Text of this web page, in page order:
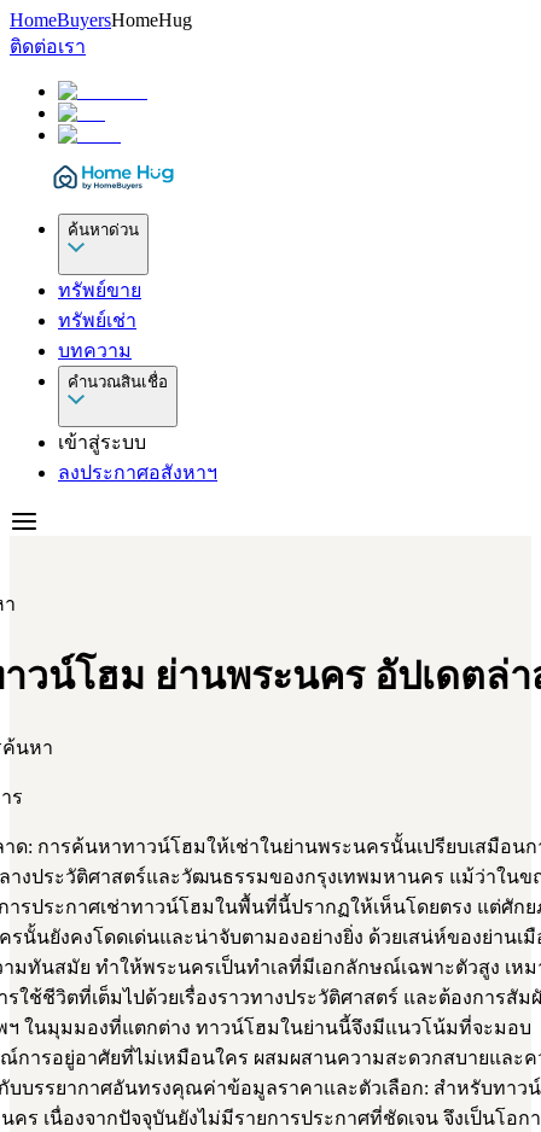
HomeBuyersHomeHug
ติดต่อเรา
ค้นหาด่วน
ทรัพย์ขาย
ทรัพย์เช่า
บทความ
คำนวณสินเชื่อ
เข้าสู่ระบบ
ลงประกาศอสังหาฯ
าวน์โฮม ย่านพระนคร อัปเดตล่
นหา
ร
ด: การค้นหาทาวน์โฮมให้เช่าในย่านพระนครนั้นเปรียบเสมือนก
างประวัติศาสตร์และวัฒนธรรมของกรุงเทพมหานคร แม้ว่าใน
ารประกาศเช่าทาวน์โฮมในพื้นที่นี้ปรากฏให้เห็นโดยตรง แต่ศัก
รนั้นยังคงโดดเด่นและน่าจับตามองอย่างยิ่ง ด้วยเสน่ห์ของย่านเมื
มทันสมัย ทำให้พระนครเป็นทำเลที่มีเอกลักษณ์เฉพาะตัวสูง เห
ใช้ชีวิตที่เต็มไปด้วยเรื่องราวทางประวัติศาสตร์ และต้องการสัม
ฯ ในมุมมองที่แตกต่าง ทาวน์โฮมในย่านนี้จึงมีแนวโน้มที่จะมอบ
การอยู่อาศัยที่ไม่เหมือนใคร ผสมผสานความสะดวกสบายและค
บบรรยากาศอันทรงคุณค่าข้อมูลราคาและตัวเลือก: สำหรับทาว
คร เนื่องจากปัจจุบันยังไม่มีรายการประกาศที่ชัดเจน จึงเป็นโอก